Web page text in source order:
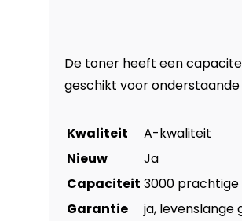
De toner heeft een
geschikt voor
Kwaliteit
A-kwaliteit
Nieuw
Ja
Capaciteit 3000
Garantie
ja, levenslange